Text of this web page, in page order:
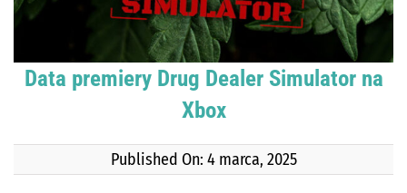
Data premiery Drug Dealer Simulator na
Xbox
Published On: 4 marca, 2025